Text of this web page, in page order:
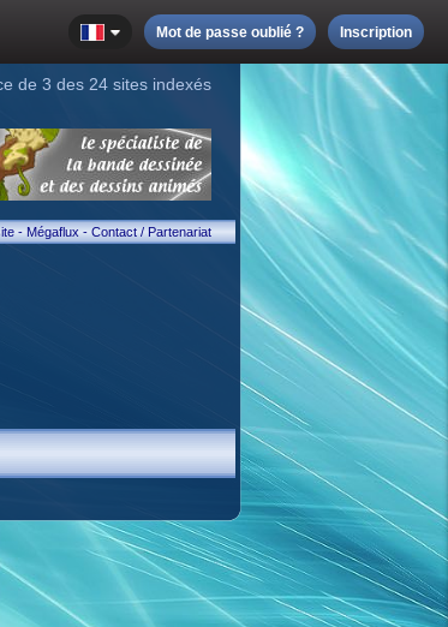
Mot de passe oublié ? Inscription
de 3 des 24 sites indexés
-Mégaflux-Contact / Partenariat